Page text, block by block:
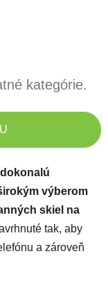
kategórie.
výberom
skiel na
tak, aby
a zároveň